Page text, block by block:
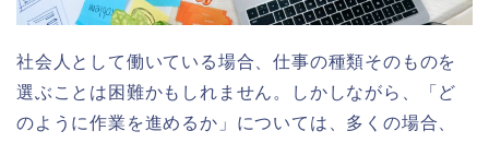
社会人として働いている場合、仕事の種類そのものを
選ぶことは困難かもしれません。しかしながら、「 ど
のように作業を進めるか 」については、多くの場合、